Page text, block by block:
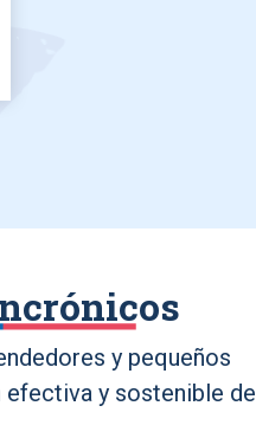
y pequeños
y sostenible de